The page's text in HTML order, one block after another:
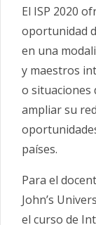
El ISP 2020
oportunidad
en una
y maestros
o situaciones
ampliar su
países.
Para el
John’s
el curso de